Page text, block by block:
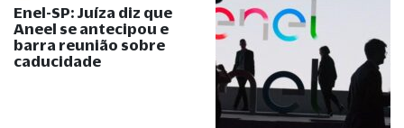
Enel-SP: Juíza diz que
Aneel se antecipou e
barra reunião sobre
caducidade